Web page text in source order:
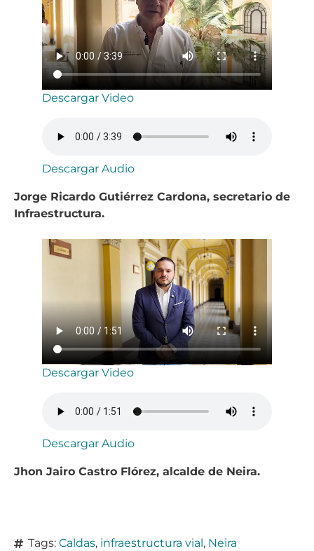
Descargar Video
Descargar Audio
Jorge Ricardo Gutiérrez Cardona, secretario de
Infraestructura.
Descargar Video
Descargar Audio
Jhon Jairo Castro Flórez, alcalde de Neira.
Tags: Caldas, infraestructura vial , Neira